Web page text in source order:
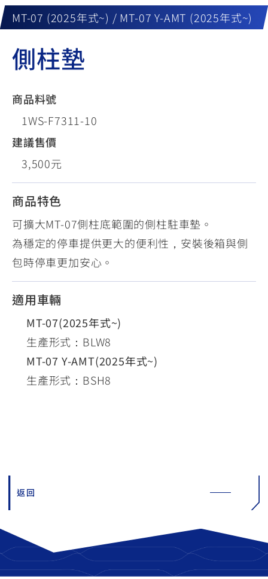
MT-07 (2025年式~) / MT-07 Y-AMT (2025年式~)
側柱墊
商品料號
1WS-F7311-10
建議售價
3,500元
商品特色
可擴大MT-07側柱底範圍的側柱駐車墊。
為穩定的停車提供更大的便利性，安裝後箱與側
包時停車更加安心。
適用車輛
MT-07(2025年式~)
生產形式：BLW8
MT-07 Y-AMT(2025年式~)
生產形式：BSH8
返回